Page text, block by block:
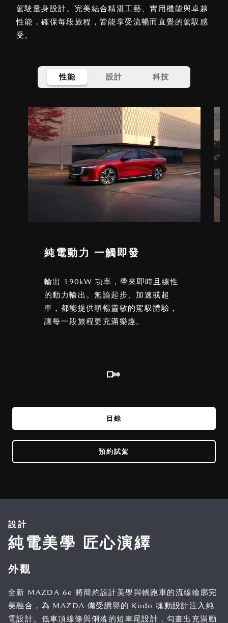
駕駛量身設計。完美結合精湛工藝、實用機能與卓越
性能，確保每段旅程，皆能享受流暢而直覺的駕馭感
受。
性能 設計 科技
純電動力 一觸即發
輸出 190kW 功率，帶來即時且線性
的動力輸出。無論起步、加速或超
車，都能提供順暢靈敏的駕馭體驗，
讓每一段旅程更充滿樂趣。
目錄
預約試駕
設計
純電美學 匠心演繹
外觀
全新 MAZDA 6e 將簡約設計美學與轎跑車的流線輪廓完
美融合，為 MAZDA 備受讚譽的 Kodo 魂動設計注入純
電設計。低車頂線條與俐落的短車尾設計，勾畫出充滿動